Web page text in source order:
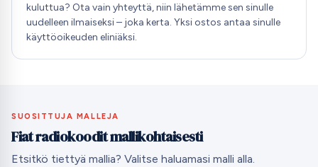
kuluttua? Ota vain yhteyttä, niin lähetämme sen sinulle
uudelleen ilmaiseksi – joka kerta. Yksi ostos antaa sinulle
käyttöoikeuden eliniäksi.
SUOSITTUJA MALLEJA
Fiat radiokoodit mallikohtaisesti
Etsitkö tiettyä mallia? Valitse haluamasi malli alla.